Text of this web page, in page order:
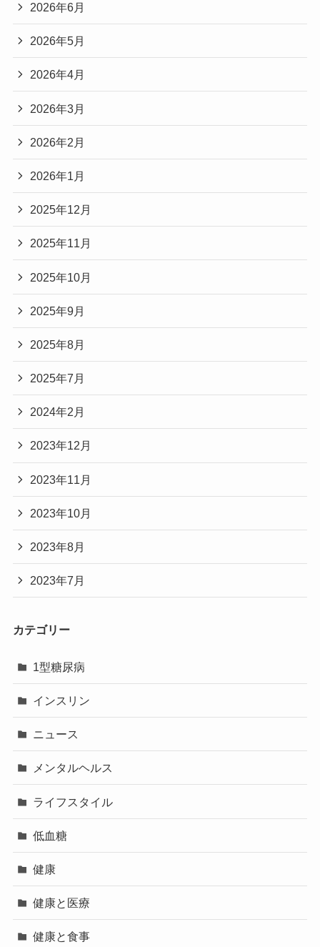
2026年6月
2026年5月
2026年4月
2026年3月
2026年2月
2026年1月
2025年12月
2025年11月
2025年10月
2025年9月
2025年8月
2025年7月
2024年2月
2023年12月
2023年11月
2023年10月
2023年8月
2023年7月
カテゴリー
1型糖尿病
インスリン
ニュース
メンタルヘルス
ライフスタイル
低血糖
健康
健康と医療
健康と食事